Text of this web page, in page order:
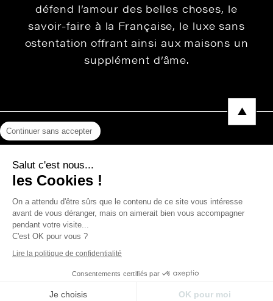
défend l’amour des belles choses, le
savoir-faire à la Française, le luxe sans
ostentation offrant ainsi aux maisons un
supplément d’âme.
Protection des données
Photos, Vidéos & Catalogues
Continuer sans accepter
Salut c'est nous...
les Cookies !
On a attendu d'être sûrs que le contenu de ce site vous intéresse
avant de vous déranger, mais on aimerait bien vous accompagner
pendant votre visite...
C'est OK pour vous ?
Lire la politique de confidentialité
Consentements certifiés par
Je choisis OK pour moi